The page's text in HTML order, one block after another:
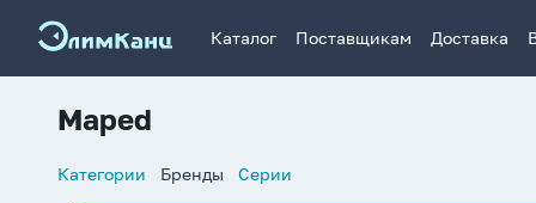
Каталог Поставщикам Доставка
Maped
Список
Категории Бренды Серии